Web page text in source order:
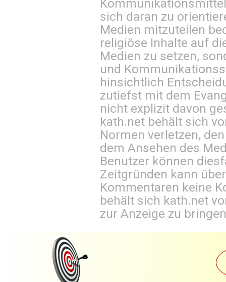
sich daran zu
Medien mitzuteilen
religiöse Inhalte auf
Medien zu setzen,
und
hinsichtlich
zutiefst mit dem
nicht explizit davon
kath.net behält sich
Normen verletzen,
dem Ansehen des
Benutzer können
Zeitgründen kann
Kommentaren keine
behält sich kath.net
zur Anzeige zu